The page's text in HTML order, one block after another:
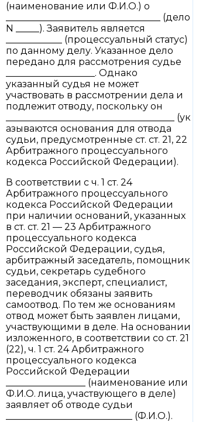
(наименование или Ф.И.О.) о
_________________________________ (дело
N _____). Заявитель является
____________ (процессуальный статус)
по данному делу. Указанное дело
передано для рассмотрения судье
___________________. Однако
указанный судья не может
участвовать в рассмотрении дела и
подлежит отводу, поскольку он
____________________________________ (ук
азываются основания для отвода
судьи, предусмотренные ст. ст. 21, 22
Арбитражного процессуального
кодекса Российской Федерации).
В соответствии с ч. 1 ст. 24
Арбитражного процессуального
кодекса Российской Федерации
при наличии оснований, указанных
в ст. ст. 21 — 23 Арбитражного
процессуального кодекса
Российской Федерации, судья,
арбитражный заседатель, помощник
судьи, секретарь судебного
заседания, эксперт, специалист,
переводчик обязаны заявить
самоотвод. По тем же основаниям
отвод может быть заявлен лицами,
участвующими в деле. На основании
изложенного, в соответствии со ст. 21
(22), ч. 1 ст. 24 Арбитражного
процессуального кодекса
Российской Федерации
_________________ (наименование или
Ф.И.О. лица, участвующего в деле)
заявляет об отводе судьи
___________________________ (Ф.И.О.).